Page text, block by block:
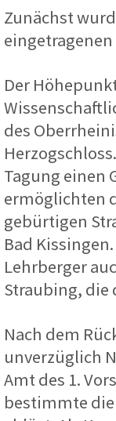
Zunächst
Der
des
Tagung einen
ermöglichten
gebürtigen
Bad
Lehrberger
Straubing,
Nach dem
unverzüglich
Amt des 1.
bestimmte